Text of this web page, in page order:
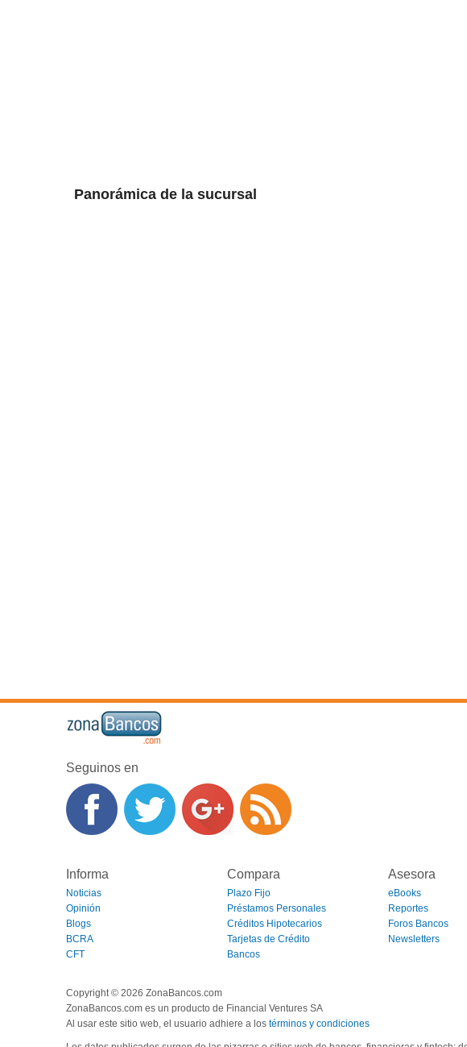
Panorámica de la sucursal
Seguinos en
Informa
Noticias
Opinión
Blogs
BCRA
CFT
Compara
Plazo Fijo
Préstamos Personales
Créditos Hipotecarios
Tarjetas de Crédito
Bancos
Asesora
eBooks
Reportes
Foros Bancos
Newsletters
Copyright © 2026 ZonaBancos.com
ZonaBancos.com es un producto de Financial Ventures SA
Al usar este sitio web, el usuario adhiere a los términos y condiciones